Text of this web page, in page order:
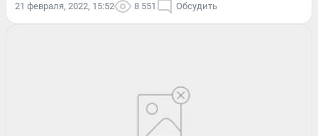
21 февраля, 2022, 15:52 8 551 Обсудить